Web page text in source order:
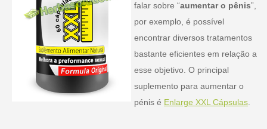
falar sobre “aumentar o pênis”,
por exemplo, é possível
encontrar diversos tratamentos
bastante eficientes em relação a
esse objetivo. O principal
suplemento para aumentar o
pénis é Enlarge XXL Cápsulas.